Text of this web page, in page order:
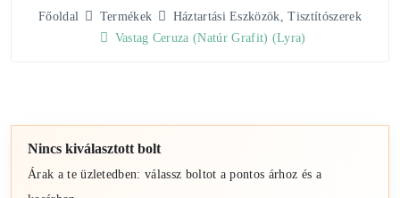
Főoldal Termékek
Háztartási Eszközök, Tisztítószerek
Vastag Ceruza (natúr Grafit) (Lyra)
Nincs kiválasztott bolt
Árak a te üzletedben: válassz boltot a pontos árhoz és a